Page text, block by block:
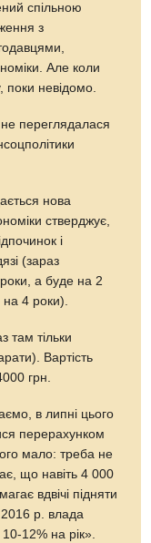
спільною
з
Але коли
поки невідомо.
переглядалася
нова
стверджує,
і
(зараз
а буде на 2
на 4 роки).
там тільки
Вартість
грн.
в липні цього
перерахунком
мало: треба не
що навіть 4 000
вдвічі підняти
р. влада
12% на рік».